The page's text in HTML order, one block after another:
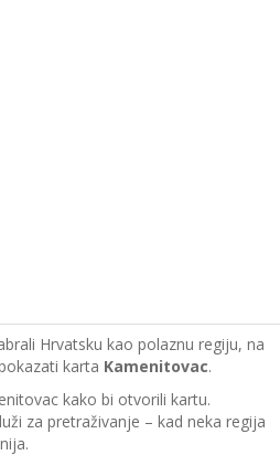
Hrvatsku kao polaznu regiju, na
karta Kamenitovac.
kako bi otvorili kartu.
za pretraživanje – kad neka regija